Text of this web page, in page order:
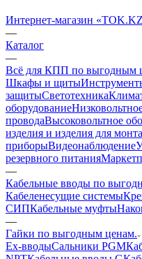
Интернет-магазин
—
Каталог
—
Всё для КПП по выгодным
Шкафы и щиты
защитыСветотехника
оборудование
проводаВысоковольтное
изделия и изделия для
приборыВидеонаблюдение
резервного питания
—
Кабельные вводы по
Кабеленесущие системы
СИПКабельные муфты
—
Гайки по выгодным ценам.
Ех-вводыСальники PGM